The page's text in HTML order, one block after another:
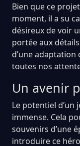
Bien que ce
moment, il a su
désireux de voir
portée aux
d’une
toutes nos
Un avenir
Le potentiel d’un
immense. Cela
souvenirs d’une
introduire ce